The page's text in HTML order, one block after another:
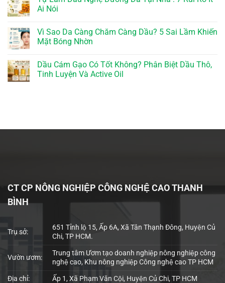
Ai Nói
Vì Sao Da Càng Chăm Càng Dầu? 5 Sai Lầm Khiến
Mặt Bóng Nhờn
Dầu Cám Gạo Có Tốt Không? Phân Biệt Dầu Thô,
Tinh Luyện Và Active Oil
CT CP NÔNG NGHIỆP CÔNG NGHỆ CAO THANH
BÌNH
Trụ sở:
651 Tỉnh lộ 15, Ấp 6A, Xã Tân Thạnh Đông, Huyện Củ
Chi, TP HCM.
Vườn ươm:
Trung tâm Ươm tạo doanh nghiệp nông nghiệp công
nghệ cao, Khu nông nghiệp Công nghệ cao TP HCM
Địa chỉ: Ấp 1, Xã Phạm Văn Cội, Huyện Củ Chi, TP HCM